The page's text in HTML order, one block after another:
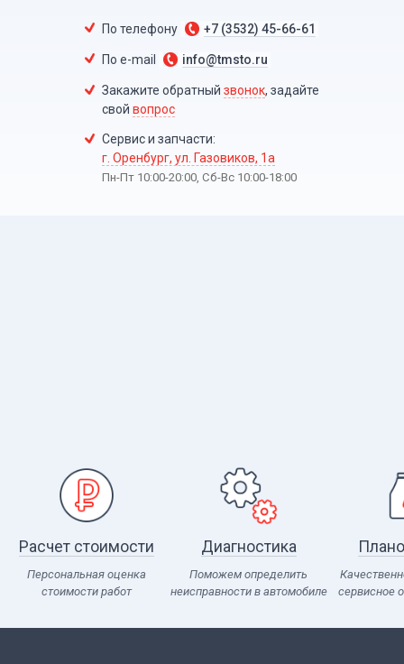
По телефону +7 (3532) 45-66-61
По e-mail info@tmsto.ru
Закажите обратныйзвонок, задайте
свойвопрос
Сервис и запчасти:
г. Оренбург, ул. Газовиков, 1а
Пн-Пт 10:00-20:00, Сб-Вc 10:00-18:00
Расчет стоимости
Персональная оценка
стоимости работ
Диагностика
Поможем определить
неисправности в автомобиле
сервисное